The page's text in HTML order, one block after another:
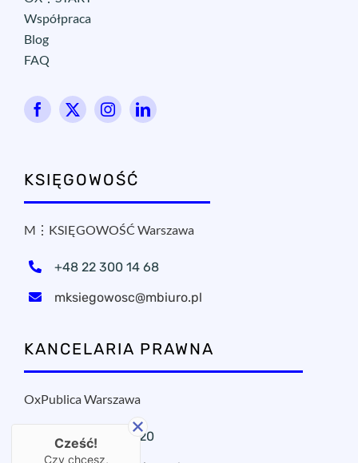
Współpraca
Blog
FAQ
KSIĘGOWOŚĆ
M⋮KSIĘGOWOŚĆ Warszawa
+48 22 300 14 68
mksiegowosc@mbiuro.pl
KANCELARIA PRAWNA
OxPublica Warszawa
+48 22 295 11 20
Cześć!
Czy chcesz,